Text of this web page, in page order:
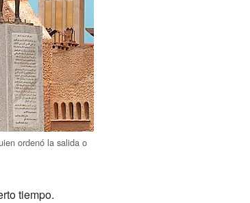
ordenó la salida o
tiempo.